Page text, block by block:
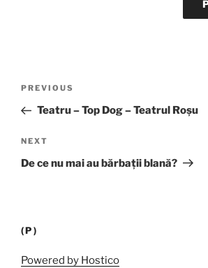
Previous
Post
PREVIOUS
Teatru – Top Dog – Teatrul Roșu
Next
Post
NEXT
De ce nu mai au bărbații blană?
(P)
Powered by Hostico